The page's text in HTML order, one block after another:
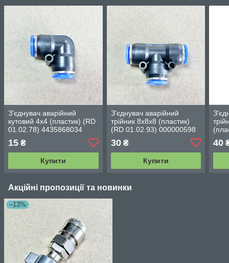
З'єднувач аварійний
кутовий 4х4 (пластик) (RD
01.02.78) 4435868034
15 ₴
Купити
З'єднувач аварійний
трійник 8х8х8 (пластик)
(RD 01.02.93) 000000598
30₴
Купити
40
Акційні пропозиції та новинки
–13%